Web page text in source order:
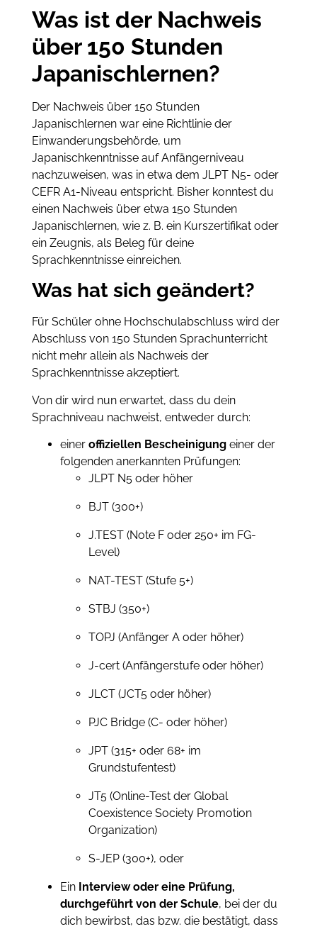
Was ist der Nachweis
über 150 Stunden
Japanischlernen?
Der Nachweis über 150 Stunden
Japanischlernen war eine Richtlinie der
Einwanderungsbehörde, um
Japanischkenntnisse auf Anfängerniveau
nachzuweisen, was in etwa dem JLPT N5- oder
CEFR A1-Niveau entspricht. Bisher konntest du
einen Nachweis über etwa 150 Stunden
Japanischlernen, wie z. B. ein Kurszertifikat oder
ein Zeugnis, als Beleg für deine
Sprachkenntnisse einreichen.
Was hat sich geändert?
Für Schüler ohne Hochschulabschluss wird der
Abschluss von 150 Stunden Sprachunterricht
nicht mehr allein als Nachweis der
Sprachkenntnisse akzeptiert.
Von dir wird nun erwartet, dass du dein
Sprachniveau nachweist, entweder durch:
einer offiziellen Bescheinigung einer der
folgenden anerkannten Prüfungen:
JLPT N5 oder höher
BJT (300+)
J.TEST (Note F oder 250+ im FG-
Level)
NAT-TEST (Stufe 5+)
STBJ (350+)
TOPJ (Anfänger A oder höher)
J-cert (Anfängerstufe oder höher)
JLCT (JCT5 oder höher)
PJC Bridge (C- oder höher)
JPT (315+ oder 68+ im
Grundstufentest)
JT5 (Online-Test der Global
Coexistence Society Promotion
Organization)
S-JEP (300+), oder
Ein Interview oder eine Prüfung,
durchgeführt von der Schule, bei der du
dich bewirbst, das bzw. die bestätigt, dass